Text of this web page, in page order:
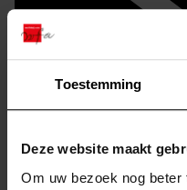
Toestemming
Deze website maakt
Om uw bezoek nog
Doorsturen per email